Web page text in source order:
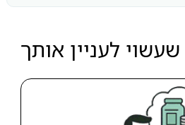
לעניין אותך